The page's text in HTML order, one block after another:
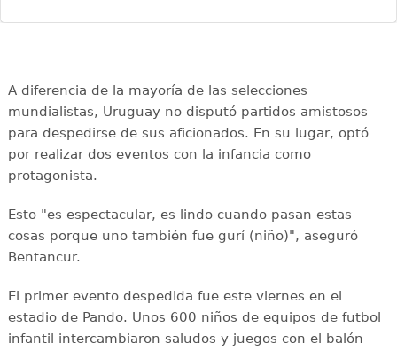
A diferencia de la mayoría de las selecciones
mundialistas, Uruguay no disputó partidos amistosos
para despedirse de sus aficionados. En su lugar, optó
por realizar dos eventos con la infancia como
protagonista.
Esto "es espectacular, es lindo cuando pasan estas
cosas porque uno también fue gurí (niño)", aseguró
Bentancur.
El primer evento despedida fue este viernes en el
estadio de Pando. Unos 600 niños de equipos de futbol
infantil intercambiaron saludos y juegos con el balón